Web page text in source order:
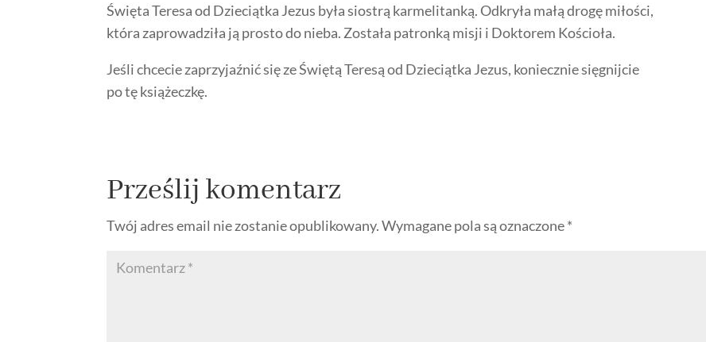
Święta Teresa od Dzieciątka Jezus była siostrą karmelitanką. Odkryła małą drogę miłości,
która zaprowadziła ją prosto do nieba. Została patronką misji i Doktorem Kościoła.
Jeśli chcecie zaprzyjaźnić się ze Świętą Teresą od Dzieciątka Jezus, koniecznie sięgnijcie
po tę książeczkę.
Prześlij komentarz
Twój adres email nie zostanie opublikowany. Wymagane pola są oznaczone*